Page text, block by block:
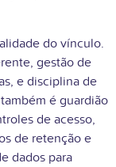
do vínculo.
gestão de
e disciplina de
é guardião
de acesso,
de retenção e
dados para